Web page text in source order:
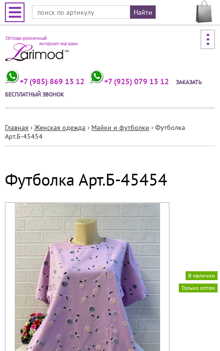
Jump to navigation
+7 (985) 869 13 12 +7 (925) 079 13 12
ЗАКАЗАТЬ
БЕСПЛАТНЫЙ ЗВОНОК
Вы
Главная › Женская одежда › Майки и футболки › Футболка
Арт.Б-45454
Футболка Арт.Б-45454
Только оптом
В наличии